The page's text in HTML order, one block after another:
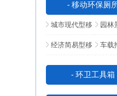
- 移动环保厕
城市现代型移
动公厕
园林
动公厕
经济简易型移
动公厕
车载
所
- 环卫工具箱